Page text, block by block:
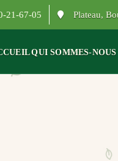
21-67-05 Plateau,
QUI SOMMES-NOUS